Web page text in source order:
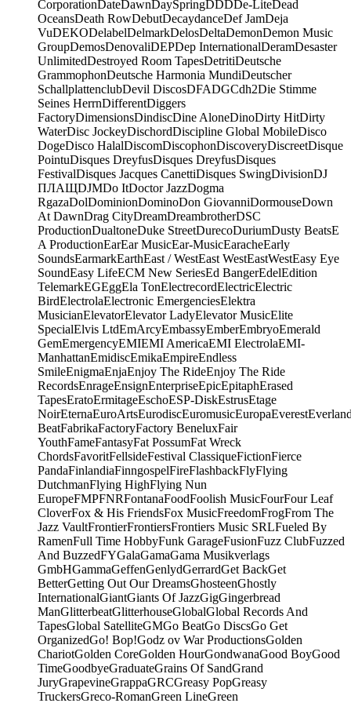
CorporationDateDawnDaySpringDDDDe-LiteDead
OceansDeath RowDebutDecaydanceDef JamDeja
VuDEKODelabelDelmarkDelosDeltaDemonDemon Music
GroupDemosDenovaliDEPDep InternationalDeramDesaster
UnlimitedDestroyed Room TapesDetritiDeutsche
GrammophonDeutsche Harmonia MundiDeutscher
SchallplattenclubDevil DiscosDFADGCdh2Die Stimme
Seines HerrnDifferentDiggers
FactoryDimensionsDindiscDine AloneDinoDirty HitDirty
WaterDisc JockeyDischordDiscipline Global MobileDisco
DogeDisco HalalDiscomDiscophonDiscoveryDiscreetDisque
PointuDisques DreyfusDisques DreyfusDisques
FestivalDisques Jacques CanettiDisques SwingDivisionDJ
ПЛАЩDJMDo ItDoctor JazzDogma
RgazaDolDominionDominoDon GiovanniDormouseDown
At DawnDrag CityDreamDreambrotherDSC
ProductionDualtoneDuke StreetDurecoDuriumDusty BeatsE
A ProductionEarEar MusicEar-MusicEaracheEarly
SoundsEarmarkEarthEast / WestEast WestEastWestEasy Eye
SoundEasy LifeECM New SeriesEd BangerEdelEdition
TelemarkEGEggEla TonElectrecordElectricElectric
BirdElectrolaElectronic EmergenciesElektra
MusicianElevatorElevator LadyElevator MusicElite
SpecialElvis LtdEmArcyEmbassyEmberEmbryoEmerald
GemEmergencyEMIEMI AmericaEMI ElectrolaEMI-
ManhattanEmidiscEmikaEmpireEndless
SmileEnigmaEnjaEnjoy The RideEnjoy The Ride
RecordsEnrageEnsignEnterpriseEpicEpitaphErased
TapesEratoErmitageEschoESP-DiskEstrusEtage
NoirEternaEuroArtsEurodiscEuromusicEuropaEverest
BeatFabrikaFactoryFactory BeneluxFair
YouthFameFantasyFat PossumFat Wreck
ChordsFavoritFellsideFestival ClassiqueFictionFierce
PandaFinlandiaFinngospelFireFlashbackFlyFlying
DutchmanFlying HighFlying Nun
EuropeFMPFNRFontanaFoodFoolish MusicFourFour Leaf
CloverFox & His FriendsFox MusicFreedomFrogFrom The
Jazz VaultFrontierFrontiersFrontiers Music SRLFueled By
RamenFull Time HobbyFunk GarageFusionFuzz ClubFuzzed
And BuzzedFYGalaGamaGama Musikverlags
GmbHGammaGeffenGenlydGerrardGet BackGet
BetterGetting Out Our DreamsGhosteenGhostly
InternationalGiantGiants Of JazzGigGingerbread
ManGlitterbeatGlitterhouseGlobalGlobal Records And
TapesGlobal SatelliteGMGo BeatGo DiscsGo Get
OrganizedGo! Bop!Godz ov War ProductionsGolden
ChariotGolden CoreGolden HourGondwanaGood BoyGood
TimeGoodbyeGraduateGrains Of SandGrand
JuryGrapevineGrappaGRCGreasy PopGreasy
TruckersGreco-RomanGreen LineGreen